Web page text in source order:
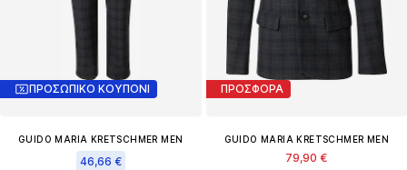
ΠΡΟΣΩΠΙΚΟ ΚΟΥΠΟΝΙ
GUIDO MARIA KRETSCHMER MEN
46,66 €
ΠΡΟΣΦΟΡΑ
GUIDO MARIA KRETSCHMER MEN
79,90 €